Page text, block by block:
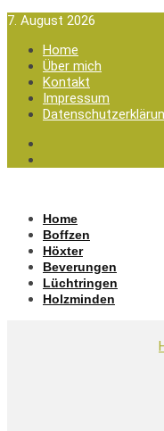
7. August 2026
Home
Über mich
Kontakt
Impressum
Home
Boffzen
Höxter
Beverungen
Lüchtringen
Holzminden